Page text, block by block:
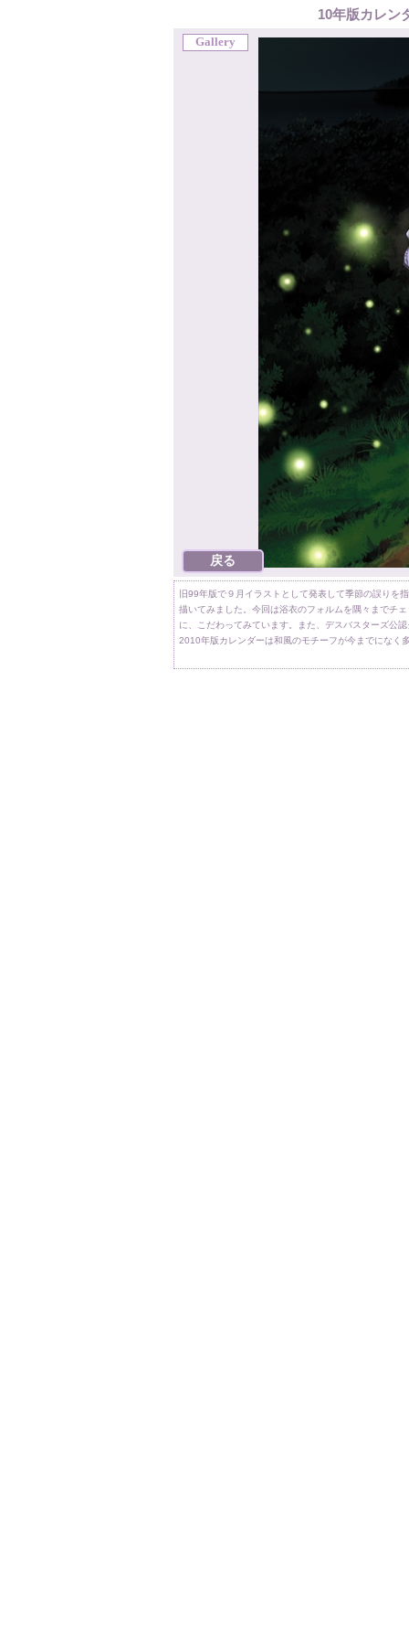
10年版カレン
Gallery
旧99年版で９月イラストとして発表して季節の誤りを
描いてみました。今回は浴衣のフォルムを隅々までチ
に、こだわってみています。また、デスバスターズ公
2010年版カレンダーは和風のモチーフが今までになく